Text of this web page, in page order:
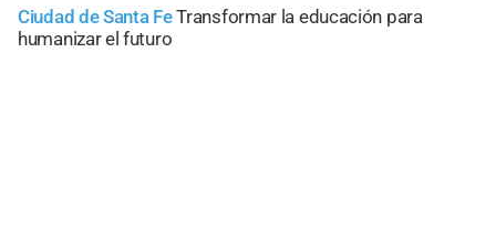
Ciudad de Santa FeTransformar la educación para
humanizar el futuro